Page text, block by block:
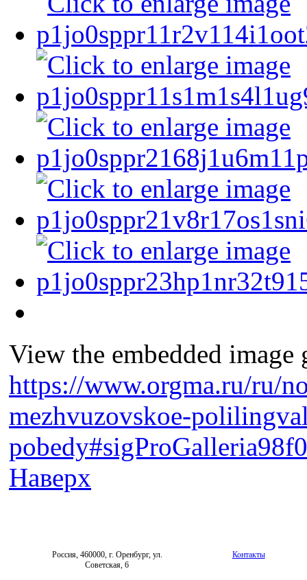
View the embedded
https://www.orgma.ru/ru/
mezhvuzovskoe-
Наверх
Россия, 460000, г. Оренбург, ул.
Советская, 6
Контакты